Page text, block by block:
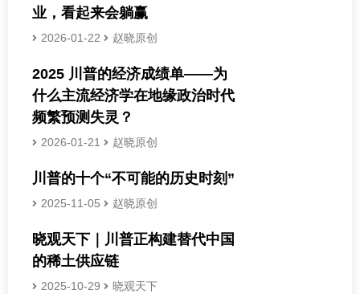
业，看起来会躺赢
2026-01-22 赵晓原创
2025 川普的经济成绩单——为
什么主流经济学在地缘政治时代
频繁预测失灵？
2026-01-21 赵晓原创
川普的十个“不可能的历史时刻”
2025-11-05 赵晓原创
晓观天下｜川普正构建替代中国
的稀土供应链
2025-10-29 晓观天下